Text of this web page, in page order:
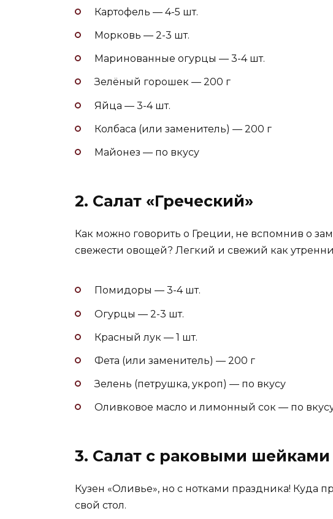
Картофель — 4-5 шт.
Морковь — 2-3 шт.
Маринованные огурцы — 3-4 шт.
Зелёный горошек — 200 г
Яйца — 3-4 шт.
Колбаса (или заменитель) — 200 г
Майонез — по вкусу
2. Салат «Греческий»
Как можно говорить о Греции, не вспомнив о
свежести овощей? Легкий и свежий как
Помидоры — 3-4 шт.
Огурцы — 2-3 шт.
Красный лук — 1 шт.
Фета (или заменитель) — 200 г
Зелень (петрушка, укроп) — по вкусу
Оливковое масло и лимонный сок — по
3. Салат с раковыми шейками
Кузен «Оливье», но с нотками праздника! Куда
свой стол.